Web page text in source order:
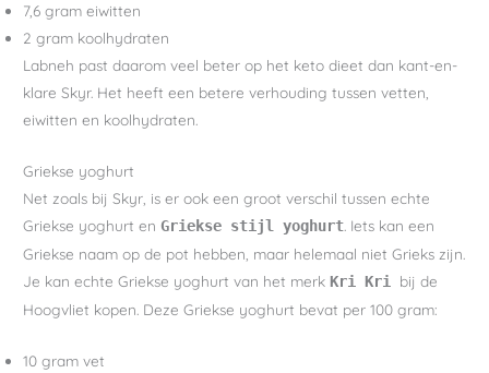
7,6 gram eiwitten
2 gram koolhydraten
Labneh past daarom veel beter op het keto dieet dan kant-en-
klare Skyr. Het heeft een betere verhouding tussen vetten,
eiwitten en koolhydraten.
Griekse yoghurt
Net zoals bij Skyr, is er ook een groot verschil tussen echte
Griekse yoghurt en Griekse stijl yoghurt. Iets kan een
Griekse naam op de pot hebben, maar helemaal niet Grieks zijn.
Je kan echte Griekse yoghurt van het merkKri Kri bij de
Hoogvliet kopen. Deze Griekse yoghurt bevat per 100 gram:
10 gram vet